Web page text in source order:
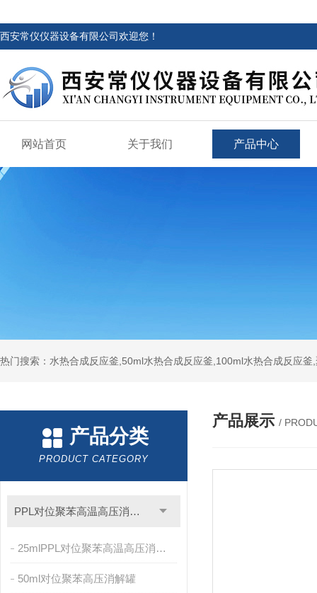
西安常仪仪器设备有限公司欢迎您！
网站首页 关于我们 产品中心
热门搜索：水热合成反应釜,50ml水热合成反应釜,100ml水热合成反应
产品分类
PRODUCT CATEGORY
PPL对位聚苯高温高压消解罐
25mlPPL对位聚苯高温高压消解罐
50ml对位聚苯高压消解罐
产品展示 /